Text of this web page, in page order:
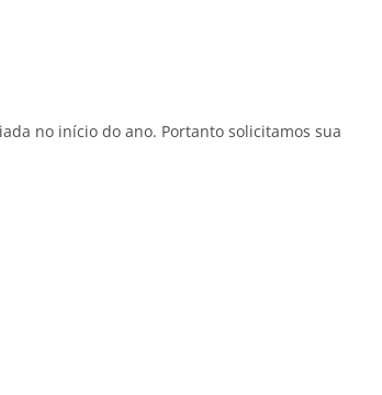
no início do ano. Portanto solicitamos sua